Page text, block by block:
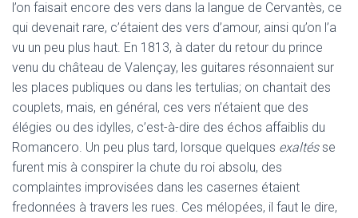
l’on faisait encore des vers dans la langue de Cervantès, ce
qui devenait rare, c’étaient des vers d’amour, ainsi qu’on l’a
vu un peu plus haut. En 1813, à dater du retour du prince
venu du château de Valençay, les guitares résonnaient sur
les places publiques ou dans les tertulias; on chantait des
couplets, mais, en général, ces vers n’étaient que des
élégies ou des idylles, c’est-à-dire des échos affaiblis du
Romancero. Un peu plus tard, lorsque quelques exaltésse
furent mis à conspirer la chute du roi absolu, des
complaintes improvisées dans les casernes étaient
fredonnées à travers les rues. Ces mélopées, il faut le dire,